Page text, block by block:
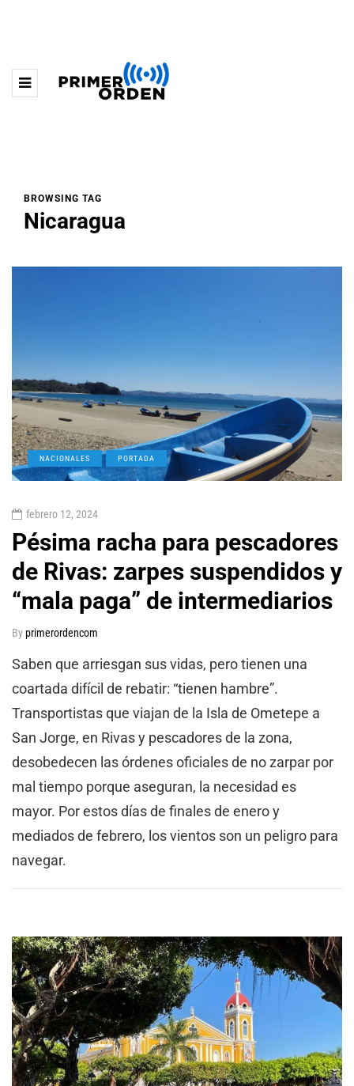
BROWSING TAG
Nicaragua
NACIONALES PORTADA
febrero 12, 2024
Pésima racha para pescadores
de Rivas: zarpes suspendidos y
“mala paga” de intermediarios
Byprimerordencom
Saben que arriesgan sus vidas, pero tienen una
coartada difícil de rebatir: “tienen hambre”.
Transportistas que viajan de la Isla de Ometepe a
San Jorge, en Rivas y pescadores de la zona,
desobedecen las órdenes oficiales de no zarpar por
mal tiempo porque aseguran, la necesidad es
mayor. Por estos días de finales de enero y
mediados de febrero, los vientos son un peligro para
navegar.